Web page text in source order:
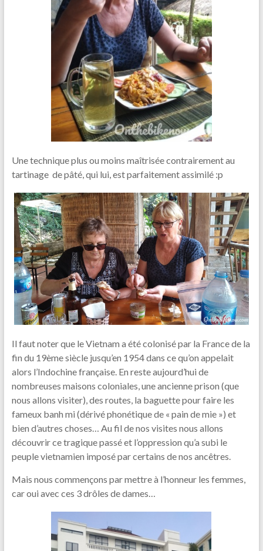
Une technique plus ou moins maîtrisée contrairement au
tartinage de pâté, qui lui, est parfaitement assimilé :p
Il faut noter que le Vietnam a été colonisé par la France de la
fin du 19ème siècle jusqu’en 1954 dans ce qu’on appelait
alors l’Indochine française. En reste aujourd’hui de
nombreuses maisons coloniales, une ancienne prison (que
nous allons visiter), des routes, la baguette pour faire les
fameux banh mi (dérivé phonétique de « pain de mie ») et
bien d’autres choses… Au fil de nos visites nous allons
découvrir ce tragique passé et l’oppression qu’a subi le
peuple vietnamien imposé par certains de nos ancêtres.
Mais nous commençons par mettre à l’honneur les femmes,
car oui avec ces 3 drôles de dames…